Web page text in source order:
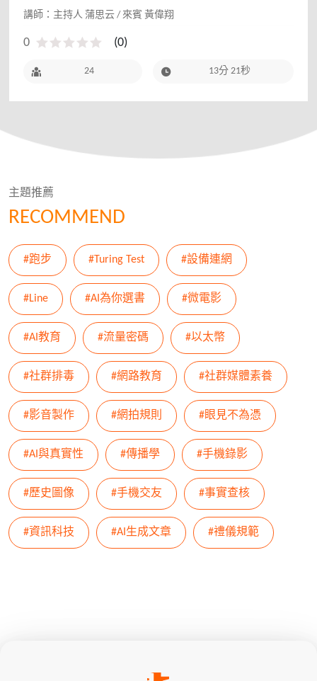
大公開
講師：主持人 蒲思云 / 來賓 黃偉翔
0 (0)
24 13分 21秒
RECOMMEND
主題推薦
#跑步 #Turing Test #設備連網
#Line #AI為你選書 #微電影
#AI教育 #流量密碼 #以太幣
#社群排毒 #網路教育 #社群媒體素養
#影音製作 #網拍規則 #眼見不為憑
#AI與真實性 #傳播學 #手機錄影
#歷史圖像 #手機交友 #事實查核
#資訊科技 #AI生成文章 #禮儀規範